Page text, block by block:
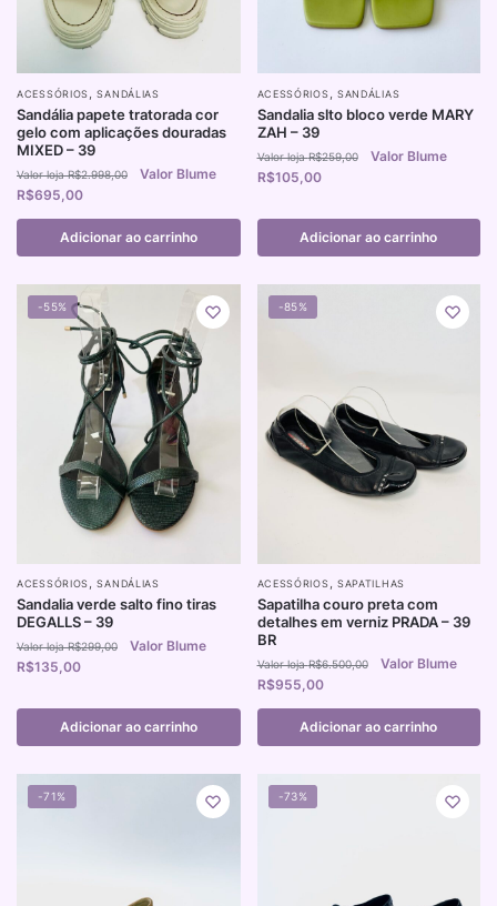
ACESSÓRIOS ,SANDÁLIAS
Sandália papete tratorada cor
gelo com aplicações douradas
MIXED – 39
R$2.998,00
R$695,00
Adicionar ao carrinho
ACESSÓRIOS SANDÁLIAS
Sandalia slto bloco verde MARY
ZAH – 39
R$259,00
R$105,00
Adicionar ao carrinho
-55%
ACESSÓRIOS ,SANDÁLIAS
Sandalia verde salto fino tiras
DEGALLS – 39
R$299,00
R$135,00
Adicionar ao carrinho
-85%
ACESSÓRIOS SAPATILHAS
Sapatilha couro preta com
detalhes em verniz PRADA – 39
BR
R$6.500,00
R$955,00
Adicionar ao carrinho
-71% -73%